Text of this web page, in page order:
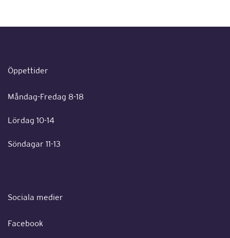
Öppettider
Måndag-Fredag 8-18
Lördag 10-14
Söndagar 11-13
Sociala medier
Facebook